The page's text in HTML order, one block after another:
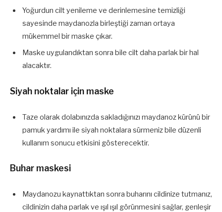
Yoğurdun cilt yenileme ve derinlemesine temizliği
sayesinde maydanozla birleştiği zaman ortaya
mükemmel bir maske çıkar.
Maske uygulandıktan sonra bile cilt daha parlak bir hal
alacaktır.
Siyah noktalar için maske
Taze olarak dolabınızda sakladığınızı maydanoz kürünü bir
pamuk yardımı ile siyah noktalara sürmeniz bile düzenli
kullanım sonucu etkisini gösterecektir.
Buhar maskesi
Maydanozu kaynattıktan sonra buharını cildinize tutmanız,
cildinizin daha parlak ve ışıl ışıl görünmesini sağlar, genleşir